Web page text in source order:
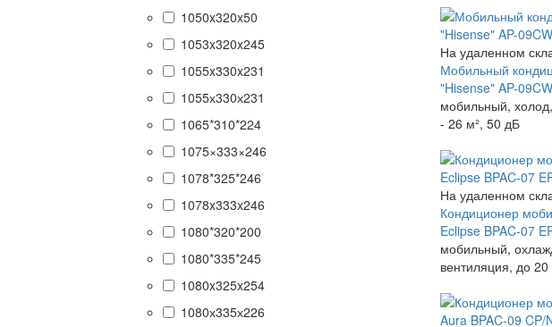
1050x320x50
1053x320x245
1055x330x231
1055х330х231
1065*310*224
1075×333×246
1078*325*246
1078x333x246
1080*320*200
1080*335*245
1080x325x254
1080х335х226
На удаленном
Мобильный
"Hisense" AP-
мобильный,
- 26 м², 50 дБ
На удаленном
Кондиционер
Eclipse BPAC-07
мобильный,
вентиляция, до